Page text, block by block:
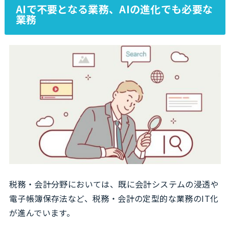
AIで不要となる業務、AIの進化でも必要な
業務
税務・会計分野においては、既に会計システムの浸透や
電子帳簿保存法など、税務・会計の定型的な業務のIT化
が進んでいます。